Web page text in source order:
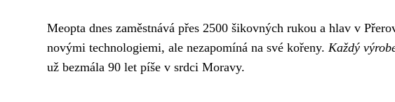
Meopta dnes zaměstnává přes 2500 šikovných rukou a hlav v
novými technologiemi, ale nezapomíná na své kořeny. Každý
už bezmála 90 let píše v srdci Moravy.